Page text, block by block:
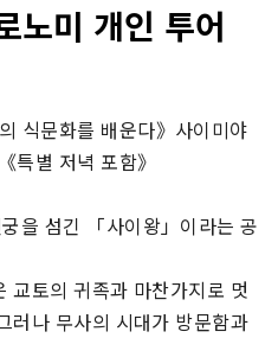
노미 개인 투어
식문화를 배운다》사이미야
특별 저녁 포함》
을 섬긴 「사이왕」이라는 공
교토의 귀족과 마찬가지로 멋
러나 무사의 시대가 방문함과